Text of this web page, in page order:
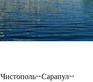
Чистополь
Сарапул